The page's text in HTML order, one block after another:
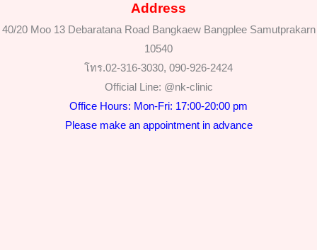
Address
40/20 Moo 13 Debaratana Road Bangkaew Bangplee Samutprakarn
10540
โทร.02-316-3030, 090-926-2424
Official Line: @nk-clinic
Office Hours: Mon-Fri: 17:00-20:00 pm
Please make an appointment in advance